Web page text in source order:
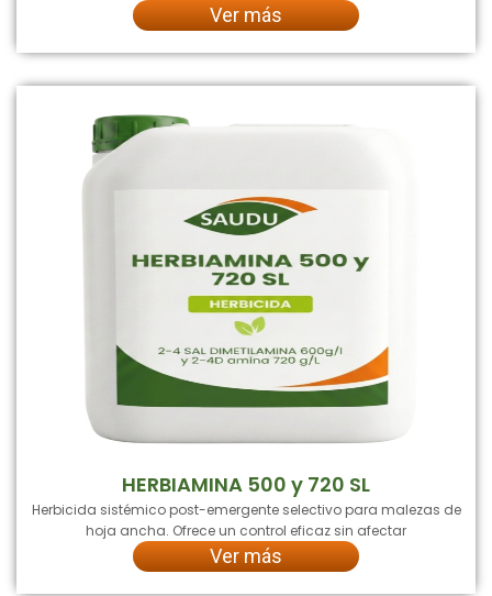
Ver más
HERBIAMINA 500 y 720 SL
Herbicida sistémico post-emergente selectivo para malezas de
hoja ancha. Ofrece un control eficaz sin afectar
Ver más